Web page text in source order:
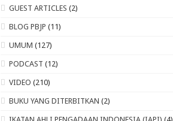
GUEST ARTICLES (2)
BLOG PBJP (11)
UMUM (127)
PODCAST (12)
VIDEO (210)
BUKU YANG DITERBITKAN (2)